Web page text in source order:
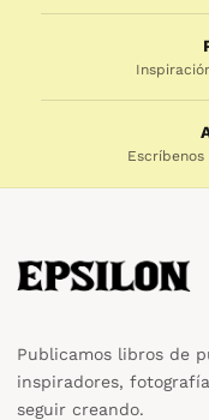
Publicamos libros de
inspiradores,
seguir creando.